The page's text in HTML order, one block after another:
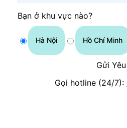
Bạn ở khu vực nào?
Hà Nội Hồ Chí Minh
Gửi
Gọi hotline (24/7):